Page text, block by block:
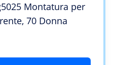
Montatura per
70 Donna